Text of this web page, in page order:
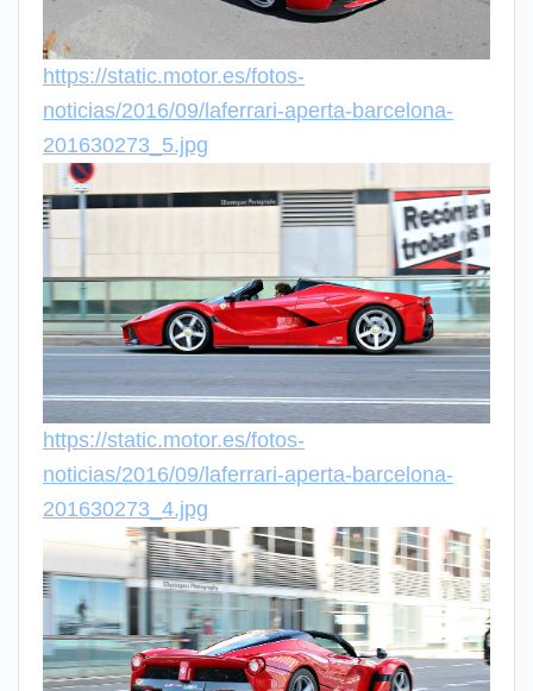
https://static.motor.es/fotos-
noticias/2016/09/laferrari-aperta-barcelona-
201630273_5.jpg
https://static.motor.es/fotos-
noticias/2016/09/laferrari-aperta-barcelona-
201630273_4.jpg